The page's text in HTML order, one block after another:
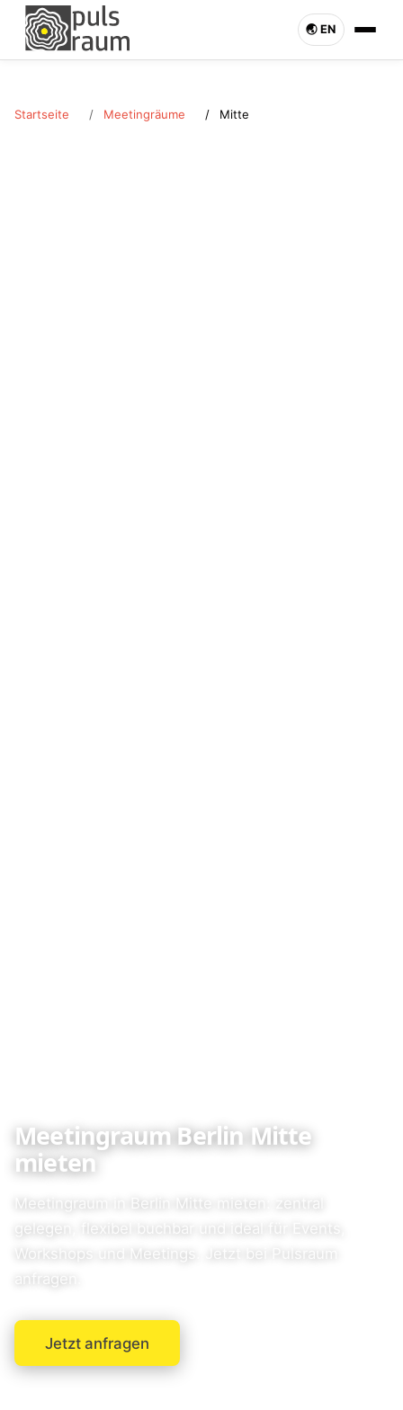
🌏︎ EN
Startseite Meetingräume Mitte
Meetingraum Berlin Mitte
mieten
Meetingraum in Berlin Mitte mieten: zentral
gelegen, flexibel buchbar und ideal für Events,
Workshops und Meetings. Jetzt bei Pulsraum
anfragen.
Jetzt anfragen